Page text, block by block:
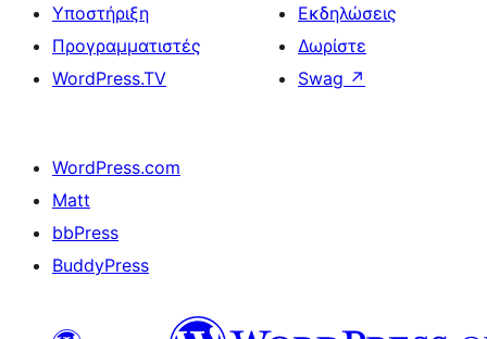
Υποστήριξη
Προγραμματιστές
WordPress.TV
Εκδηλώσεις
Δωρίστε
Swag ↗
WordPress.com
Matt
bbPress
BuddyPress